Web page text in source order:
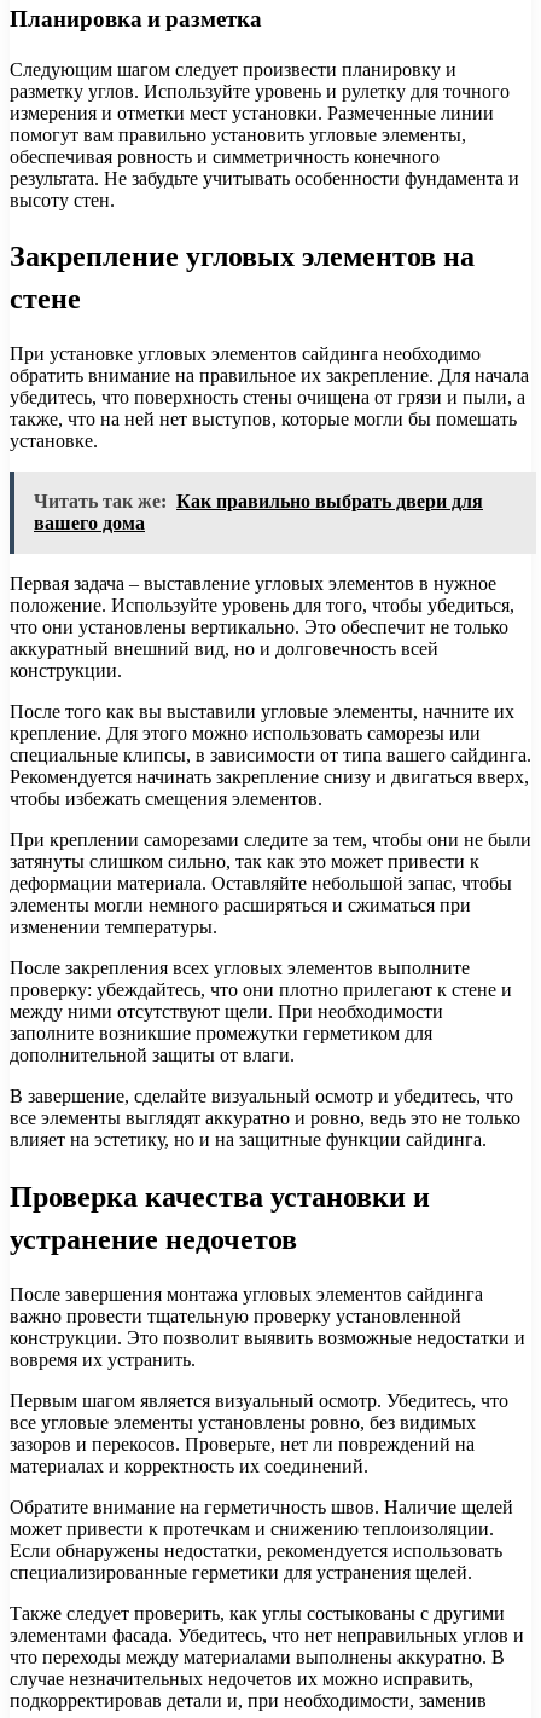
Планировка и разметка
Следующим шагом следует произвести планировку и
разметку углов. Используйте уровень и рулетку для точного
измерения и отметки мест установки. Размеченные линии
помогут вам правильно установить угловые элементы,
обеспечивая ровность и симметричность конечного
результата. Не забудьте учитывать особенности фундамента и
высоту стен.
Закрепление угловых элементов на
стене
При установке угловых элементов сайдинга необходимо
обратить внимание на правильное их закрепление. Для начала
убедитесь, что поверхность стены очищена от грязи и пыли, а
также, что на ней нет выступов, которые могли бы помешать
установке.
Читать так же: Как правильно выбрать двери для
вашего дома
Первая задача – выставление угловых элементов в нужное
положение. Используйте уровень для того, чтобы убедиться,
что они установлены вертикально. Это обеспечит не только
аккуратный внешний вид, но и долговечность всей
конструкции.
После того как вы выставили угловые элементы, начните их
крепление. Для этого можно использовать саморезы или
специальные клипсы, в зависимости от типа вашего сайдинга.
Рекомендуется начинать закрепление снизу и двигаться вверх,
чтобы избежать смещения элементов.
При креплении саморезами следите за тем, чтобы они не были
затянуты слишком сильно, так как это может привести к
деформации материала. Оставляйте небольшой запас, чтобы
элементы могли немного расширяться и сжиматься при
изменении температуры.
После закрепления всех угловых элементов выполните
проверку: убеждайтесь, что они плотно прилегают к стене и
между ними отсутствуют щели. При необходимости
заполните возникшие промежутки герметиком для
дополнительной защиты от влаги.
В завершение, сделайте визуальный осмотр и убедитесь, что
все элементы выглядят аккуратно и ровно, ведь это не только
влияет на эстетику, но и на защитные функции сайдинга.
Проверка качества установки и
устранение недочетов
После завершения монтажа угловых элементов сайдинга
важно провести тщательную проверку установленной
конструкции. Это позволит выявить возможные недостатки и
вовремя их устранить.
Первым шагом является визуальный осмотр. Убедитесь, что
все угловые элементы установлены ровно, без видимых
зазоров и перекосов. Проверьте, нет ли повреждений на
материалах и корректность их соединений.
Обратите внимание на герметичность швов. Наличие щелей
может привести к протечкам и снижению теплоизоляции.
Если обнаружены недостатки, рекомендуется использовать
специализированные герметики для устранения щелей.
Также следует проверить, как углы состыкованы с другими
элементами фасада. Убедитесь, что нет неправильных углов и
что переходы между материалами выполнены аккуратно. В
случае незначительных недочетов их можно исправить,
подкорректировав детали и, при необходимости, заменив